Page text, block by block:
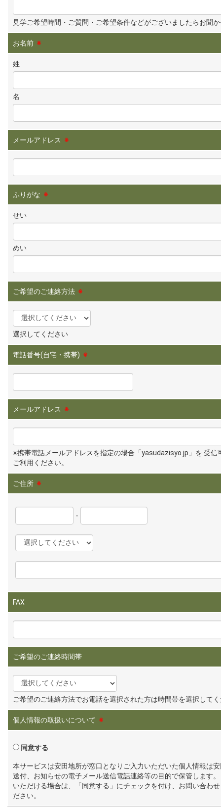
見学ご希望時間・ご質問・ご希望条件などがございましたらお聞
お名前 ※
姓
名
メールアドレス ※
ふりがな ※
せい
めい
ご希望のご連絡方法 ※
選択してください
電話番号(自宅・携帯) ※
メールアドレス ※
※携帯電話メールアドレスを指定の場合「yasudazisyo.jp」を 受信
ご利用ください。
ご住所 ※
-
FAX
ご希望のご連絡時間帯
ご希望のご連絡方法でお電話を選択された方は時間帯を選択して
個人情報の取扱いについて ※
同意する
本サービスは安田地所が窓口となりご入力いただいた個人情報は
送付、お知らせの電子メール送信電話連絡等の目的で保管します
いただける場合は、「同意する」にチェックを付け、お問い合わ
ださい。